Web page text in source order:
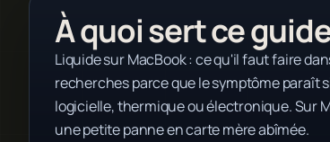
À quoi sert ce
Liquide sur MacBook : ce qu'il faut faire
recherches parce que le symptôme paraît
logicielle, thermique ou électronique. Sur
une petite panne en carte mère abîmée.